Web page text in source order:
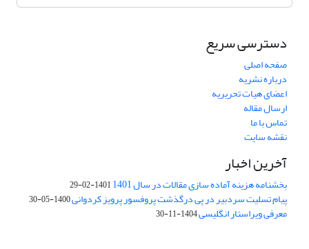
دسترسی سریع
صفحه اصلی
درباره نشریه
اعضای هیات تحریریه
ارسال مقاله
تماس با ما
نقشه سایت
آخرین اخبار
بخشنامه هزینه آماده سازی مقالات در سال 1401 1401-02-29
پیام تسلیت سردبیر در پی درگذشت پروفسور پرویز کردوانی1400-05-30
معرفی ویراستار انگلیسی1404-11-30